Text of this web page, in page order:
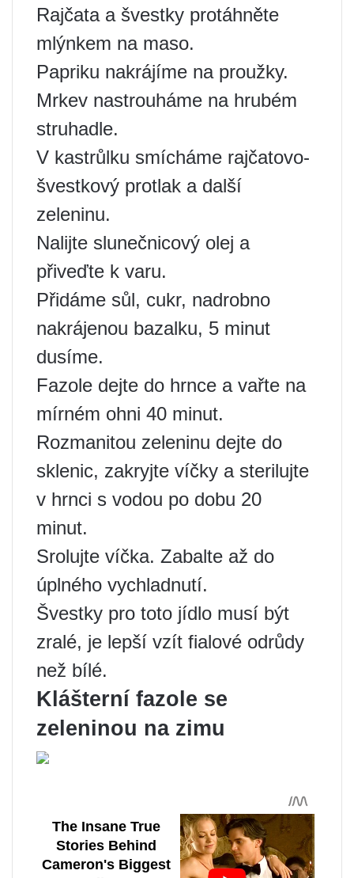
Rajčata a švestky protáhněte
mlýnkem na maso.
Papriku nakrájíme na proužky.
Mrkev nastrouháme na hrubém
struhadle.
V kastrůlku smícháme rajčatovo-
švestkový protlak a další
zeleninu.
Nalijte slunečnicový olej a
přiveďte k varu.
Přidáme sůl, cukr, nadrobno
nakrájenou bazalku, 5 minut
dusíme.
Fazole dejte do hrnce a vařte na
mírném ohni 40 minut.
Rozmanitou zeleninu dejte do
sklenic, zakryjte víčky a sterilujte
v hrnci s vodou po dobu 20
minut.
Srolujte víčka. Zabalte až do
úplného vychladnutí.
Švestky pro toto jídlo musí být
zralé, je lepší vzít fialové odrůdy
než bílé.
Klášterní fazole se
zeleninou na zimu